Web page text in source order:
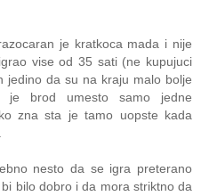
je kratkoca mada i nije
vise od 35 sati (ne kupujuci
jedino da su na kraju malo bolje
je brod umesto samo jedne
zna sta je tamo uopste kada
nesto da se igra preterano
bilo dobro i da mora striktno da